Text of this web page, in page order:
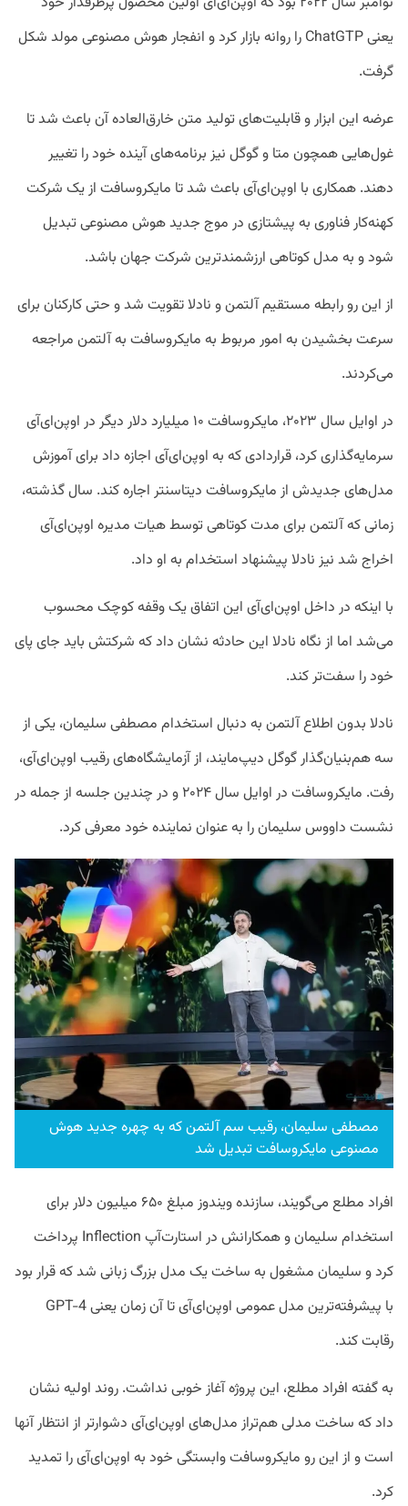
یعنی ChatGTP را روانه بازار کرد و انفجار هوش مصنوعی مولد شکل
گرفت.
عرضه این ابزار و قابلیت‌های تولید متن خارق‌العاده آن باعث شد تا
غول‌هایی همچون متا و گوگل نیز برنامه‌های آینده خود را تغییر
دهند. همکاری با اوپن‌ای‌آی باعث شد تا مایکروسافت از یک شرکت
کهنه‌کار فناوری به پیشتازی در موج جدید هوش مصنوعی تبدیل
شود و به مدل کوتاهی ارزشمندترین شرکت جهان باشد.
از این رو رابطه مستقیم آلتمن و نادلا تقویت شد و حتی کارکنان برای
سرعت بخشیدن به امور مربوط به مایکروسافت به آلتمن مراجعه
می‌کردند.
در اوایل سال ۲۰۲۳، مایکروسافت ۱۰ میلیارد دلار دیگر در اوپن‌ای‌آی
سرمایه‌گذاری کرد، قراردادی که به اوپن‌ای‌آی اجازه داد برای آموزش
مدل‌های جدیدش از مایکروسافت دیتاسنتر اجاره کند. سال گذشته،
زمانی که آلتمن برای مدت کوتاهی توسط هیات مدیره اوپن‌ای‌آی
اخراج شد نیز نادلا پیشنهاد استخدام به او داد.
با اینکه در داخل اوپن‌ای‌آی این اتفاق یک وقفه کوچک محسوب
می‌شد اما از نگاه نادلا این حادثه نشان داد که شرکتش باید جای پای
خود را سفت‌تر کند.
نادلا بدون اطلاع آلتمن به دنبال استخدام مصطفی سلیمان، یکی از
سه هم‌بنیان‌گذار گوگل دیپ‌مایند، از آزمایشگاه‌های رقیب اوپن‌ای‌آی،
رفت. مایکروسافت در اوایل سال ۲۰۲۴ و در چندین جلسه از جمله در
نشست داووس سلیمان را به عنوان نماینده خود معرفی کرد.
مصطفی سلیمان، رقیب سم آلتمن که به چهره جدید هوش
مصنوعی مایکروسافت تبدیل شد
افراد مطلع می‌گویند، سازنده ویندوز مبلغ ۶۵۰ میلیون دلار برای
استخدام سلیمان و همکارانش در استارت‌آپ Inflection پرداخت
کرد و سلیمان مشغول به ساخت یک مدل بزرگ زبانی شد که قرار بود
با پیشرفته‌ترین مدل عمومی اوپن‌ای‌آی تا آن زمان یعنی GPT-4
رقابت کند.
به گفته افراد مطلع، این پروژه آغاز خوبی نداشت. روند اولیه نشان
داد که ساخت مدلی هم‌تراز مدل‌های اوپن‌ای‌آی دشوارتر از انتظار آنها
است و از این رو مایکروسافت وابستگی خود به اوپن‌ای‌آی را تمدید
کرد.